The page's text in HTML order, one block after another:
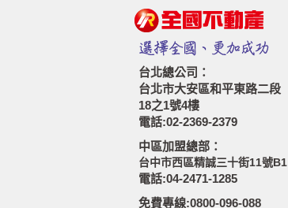
台北總公司：
台北市大安區和平東路二段
18之1號4樓
電話:02-2369-2379
中區加盟總部：
台中市西區精誠三十街11號B1
電話:04-2471-1285
免費專線:0800-096-088